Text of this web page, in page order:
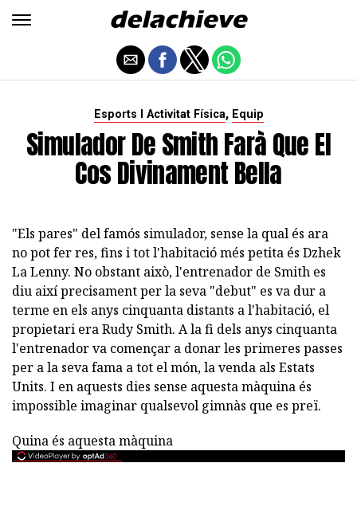
Esports I Activitat Física, Equip
Simulador De Smith Farà Que El
Cos Divinament Bella
"Els pares" del famós simulador, sense la qual és ara
no pot fer res, fins i tot l'habitació més petita és Dzhek
La Lenny. No obstant això, l'entrenador de Smith es
diu així precisament per la seva "debut" es va dur a
terme en els anys cinquanta distants a l'habitació, el
propietari era Rudy Smith. A la fi dels anys cinquanta
l'entrenador va començar a donar les primeres passes
per a la seva fama a tot el món, la venda als Estats
Units. I en aquests dies sense aquesta màquina és
impossible imaginar qualsevol gimnàs que es preï.
Quina és aquesta màquina